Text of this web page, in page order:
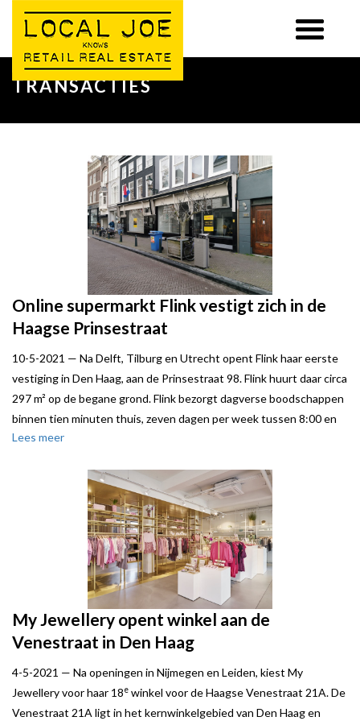
TRANSACTIES
Online supermarkt Flink vestigt zich in de
Haagse Prinsestraat
10-5-2021 — Na Delft, Tilburg en Utrecht opent Flink haar eerste
vestiging in Den Haag, aan de Prinsestraat 98. Flink huurt daar circa
297 m² op de begane grond. Flink bezorgt dagverse boodschappen
binnen tien minuten thuis, zeven dagen per week tussen 8:00 en
23:00 uur.
Local Joe stond verhuurder, een particuliere belegger, bij.
Lees meer
My Jewellery opent winkel aan de
Venestraat in Den Haag
4-5-2021 — Na openingen in Nijmegen en Leiden, kiest My
Jewellery voor haar 18e winkel voor de Haagse Venestraat 21A. De
Venestraat 21A ligt in het kernwinkelgebied van Den Haag en